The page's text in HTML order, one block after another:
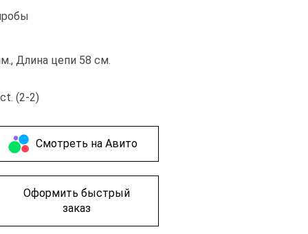
Длина цепи 58 см.
(2-2)
Cмотреть на Авито
Оформить быстрый
заказ